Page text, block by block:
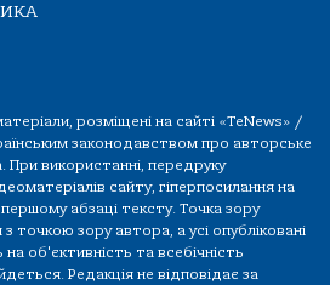
розміщені на сайті «TeNews» /
законодавством про авторське
При використанні, передруку
сайту, гіперпосилання на
абзаці тексту. Точка зору
точкою зору автора, а усі опубліковані
об'єктивність та всебічність
Редакція не відповідає за